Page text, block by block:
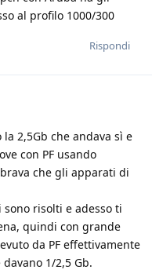
al profilo 1000/300
Rispondi
2,5Gb che andava sì e
con PF usando
che gli apparati di
sono risolti e adesso ti
quindi con grande
da PF effettivamente
1/2,5 Gb.